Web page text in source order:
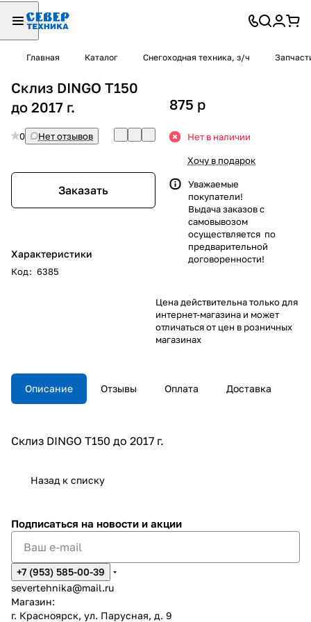
Главная Каталог Снегоходная техника, з/ч
Склиз DINGO Т150
до 2017 г.
0 Нет отзывов
Заказать
Характеристики
Код: 6385
875 p
Нет в наличии
Хочу в подарок
Уважаемые
покупатели!
Выдача заказов с
самовывозом
осуществляется по
предварительной
договоренности!
Цена действительна только для
интернет-магазина и может
отличаться от цен в розничных
магазинах
Описание Отзывы Оплата Доставка
Склиз DINGO Т150 до 2017 г.
Назад к списку
Подписаться на новости и акции
+7 (953) 585-00-39
severtehnika@mail.ru
Магазин:
г. Красноярск, ул. Парусная, д. 9